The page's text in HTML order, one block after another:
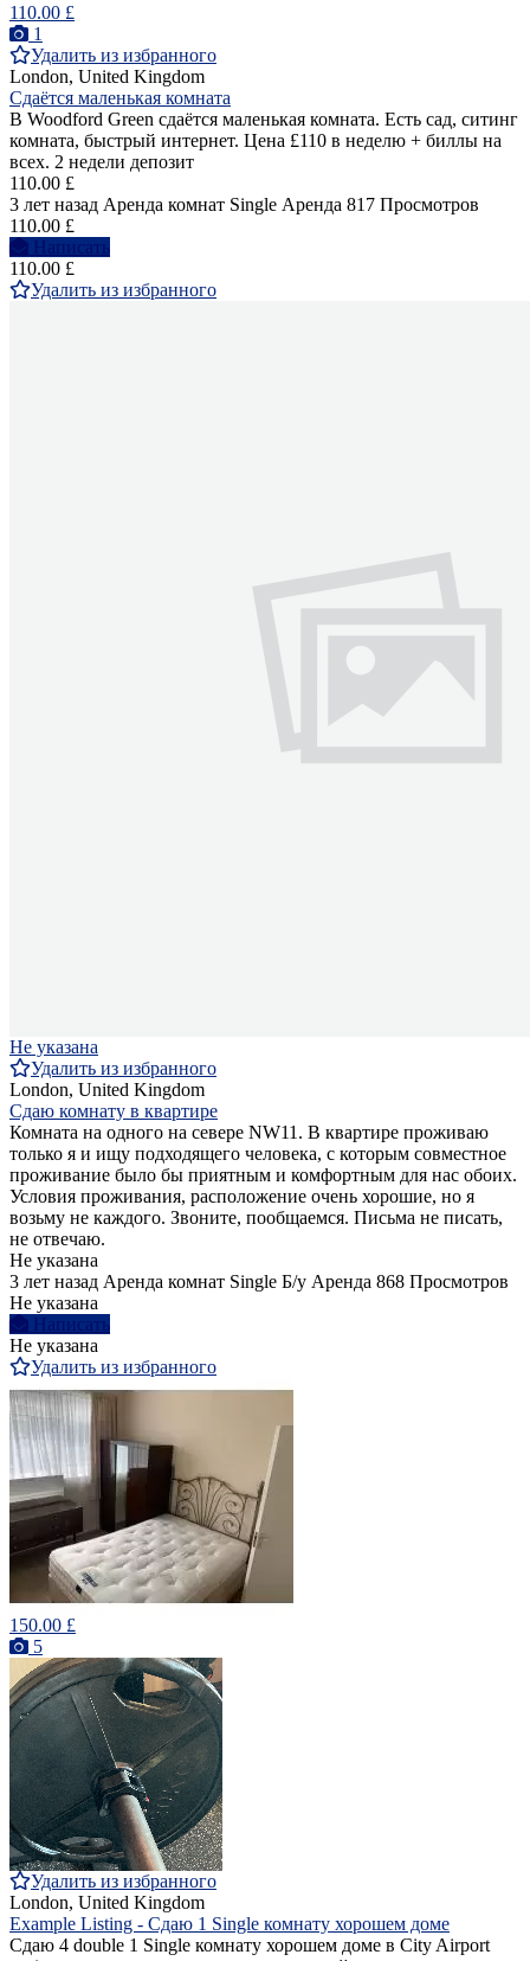
110.00 £
1
Удалить из избранного
London, United Kingdom
Сдаётся маленькая комната
В Woodford Green сдаётся маленькая комната. Есть сад, ситинг
комната, быстрый интернет. Цена £110 в неделю + биллы на
всех. 2 недели депозит
110.00 £
3 лет назад Аренда комнат Single Аренда 817 Просмотров
110.00 £
Написать
110.00 £
Удалить из избранного
Не указана
Удалить из избранного
London, United Kingdom
Сдаю комнату в квартире
Комната на одного на севере NW11. В квартире проживаю
только я и ищу подходящего человека, с которым совместное
проживание было бы приятным и комфортным для нас обоих.
Условия проживания, расположение очень хорошие, но я
возьму не каждого. Звоните, пообщаемся. Письма не писать,
не отвечаю.
Не указана
3 лет назад Аренда комнат Single Б/у Аренда 868 Просмотров
Не указана
Написать
Не указана
Удалить из избранного
150.00 £
5
Удалить из избранного
London, United Kingdom
Example Listing - Cдаю 1 Single комнату хорошем доме
Cдаю 4 double 1 Single комнатy хорошем доме в City Airport